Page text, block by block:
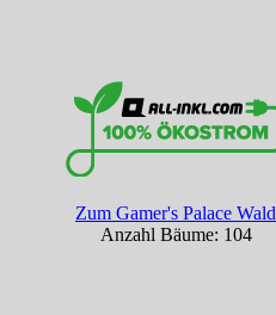
Zum Gamer's Palace Wald
Anzahl Bäume: 104